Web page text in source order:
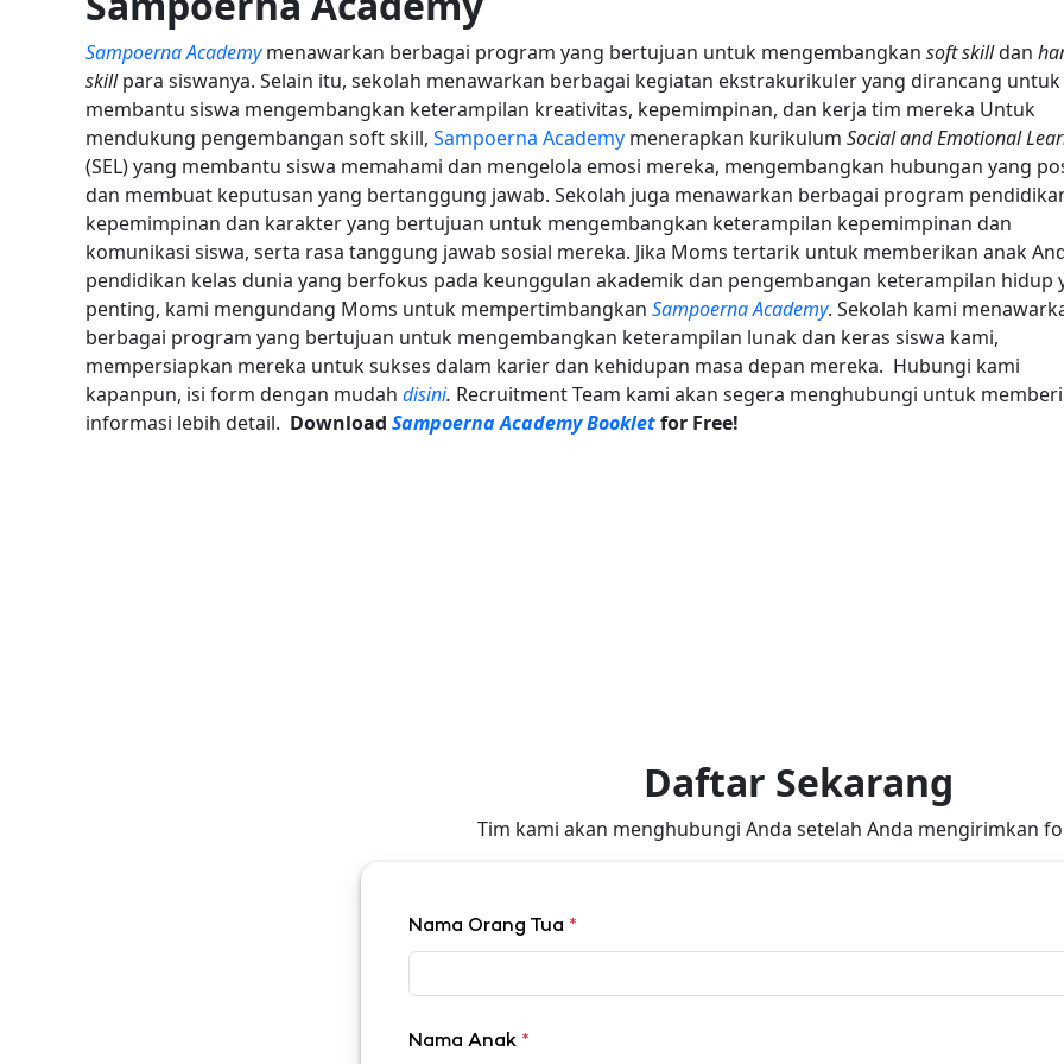
Sampoerna Academymenawarkan berbagai program yang bertujuan untuk mengembangkan soft skilldan
skillpara siswanya. Selain itu, sekolah menawarkan berbagai kegiatan ekstrakurikuler yang dirancang untuk
membantu siswa mengembangkan keterampilan kreativitas, kepemimpinan, dan kerja tim mereka Untuk
mendukung pengembangan soft skill, Sampoerna Academy menerapkan kurikulum Social and Emotional
(SEL) yang membantu siswa memahami dan mengelola emosi mereka, mengembangkan hubungan yang
dan membuat keputusan yang bertanggung jawab. Sekolah juga menawarkan berbagai program
kepemimpinan dan karakter yang bertujuan untuk mengembangkan keterampilan kepemimpinan dan
komunikasi siswa, serta rasa tanggung jawab sosial mereka. Jika Moms tertarik untuk memberikan anak
pendidikan kelas dunia yang berfokus pada keunggulan akademik dan pengembangan keterampilan hidup
penting, kami mengundang Moms untuk mempertimbangkan Sampoerna Academy. Sekolah kami
berbagai program yang bertujuan untuk mengembangkan keterampilan lunak dan keras siswa kami,
mempersiapkan mereka untuk sukses dalam karier dan kehidupan masa depan mereka. Hubungi kami
kapanpun, isi form dengan mudah disini. Recruitment Team kami akan segera menghubungi untuk memberi
informasi lebih detail. Download Sampoerna Academy Bookletfor Free!
Daftar Sekarang
Tim kami akan menghubungi Anda setelah Anda mengirimkan
Nama Orang Tua *
Nama Anak *